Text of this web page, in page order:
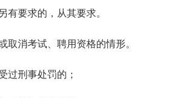
有要求的，从其要求。
取消考试、聘用资格的情形。
过刑事处罚的；